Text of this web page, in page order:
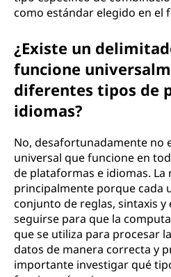
como estándar elegido en el
¿Existe un
funcione
diferentes tipos de
idiomas?
No, desafortunadamente no
universal que funcione en
de plataformas e idiomas. La
principalmente porque cada
conjunto de reglas, sintaxis y
seguirse para que la
que se utiliza para procesar
datos de manera correcta y
importante investigar qué